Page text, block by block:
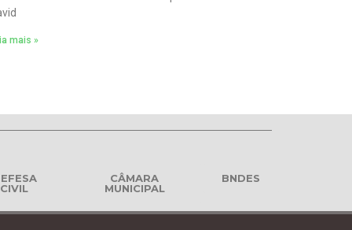
mais »
CIVIL
CÂMARA
MUNICIPAL
BNDES